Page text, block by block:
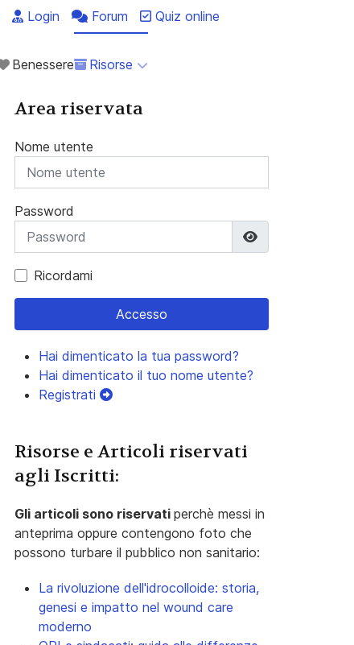
Login Forum Quiz online
Benessere Risorse
Area riservata
Nome utente
Password
Ricordami
Accesso
Hai dimenticato la tua password?
Hai dimenticato il tuo nome utente?
Registrati
Risorse e Articoli riservati
agli Iscritti:
Gli articoli sono riservati perchè messi in
anteprima oppure contengono foto che
possono turbare il pubblico non sanitario:
La rivoluzione dell'idrocolloide: storia,
genesi e impatto nel wound care
moderno